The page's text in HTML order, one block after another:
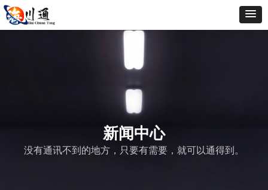
新闻中心
没有通讯不到的地方，只要有需要，就可以通得到。